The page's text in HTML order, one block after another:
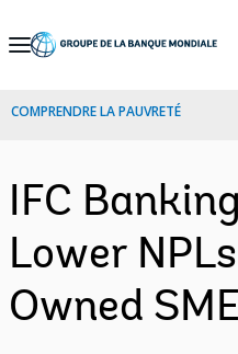
Skip
Navigation
COMPRENDRE LA PAUVRETÉ
IFC
Lower
Owned